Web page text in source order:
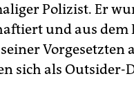
Polizist. Er
und aus dem
Vorgesetzten
sich als Outsider-